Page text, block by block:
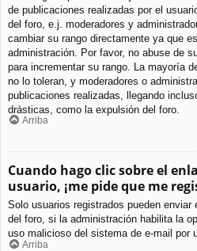
de publicaciones realizadas por el
del foro, e.j. moderadores y
cambiar su rango directamente ya que
administración. Por favor, no abuse de
para incrementar su rango. La mayoría
no lo toleran, y moderadores o
publicaciones realizadas, llegando
drásticas, como la expulsión del foro.
Arriba
Cuando hago clic sobre el
usuario, ¡me pide que me
Solo usuarios registrados pueden
del foro, si la administración habilita la
uso malicioso del sistema de e-mail por
Arriba